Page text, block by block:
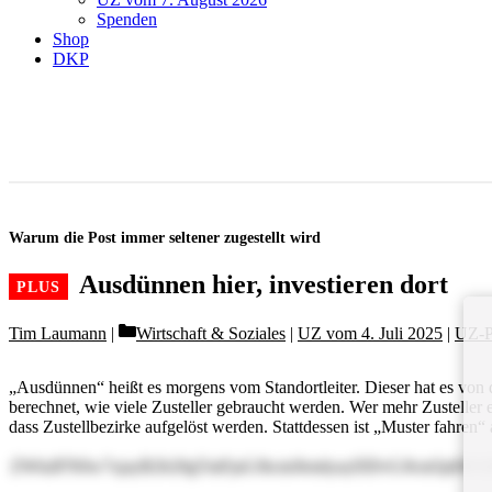
Spenden
Shop
DKP
Warum die Post immer seltener zugestellt wird
Ausdünnen hier, investieren dort
Tim Laumann Categories
Wirtschaft & Soziales | UZ vom 4. Juli 2025 | UZ-
„Ausdünnen“ heißt es morgens vom Standortleiter. Dieser hat es
berechnet, wie viele Zusteller gebraucht werden. Wer mehr
dass Zustellbezirke aufgelöst werden. Stattdessen ist „Muster